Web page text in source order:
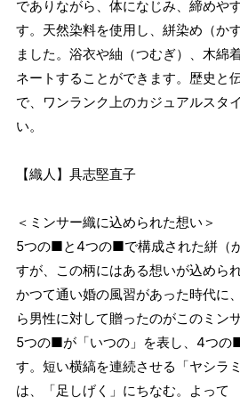
でありながら、体になじみ、締めや
す。天然染料を使用し、絣染め（か
ました。浴衣や紬（つむぎ）、木綿
ネートすることができます。歴史と
で、ワンランク上のカジュアルスタ
い。
【織人】具志堅直子
＜ミンサー織に込められた想い＞
5つの■と4つの■で構成された絣（
すが、この柄にはある想いが込めら
かつて通い婚の風習があった時代に
ら男性に対して贈ったのがこのミン
5つの■が「いつの」を表し、4つの
す。短い横縞を連続させる「ヤシラ
は、「足しげく」にちなむ。よって